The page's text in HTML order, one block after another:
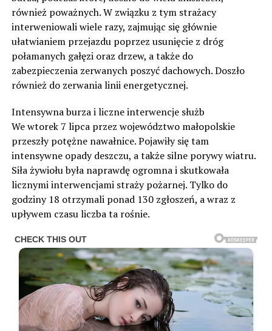
również poważnych. W związku z tym strażacy
interweniowali wiele razy, zajmując się głównie
ułatwianiem przejazdu poprzez usunięcie z dróg
połamanych gałęzi oraz drzew, a także do
zabezpieczenia zerwanych poszyć dachowych. Doszło
również do zerwania linii energetycznej.
Intensywna burza i liczne interwencje służb
We wtorek 7 lipca przez województwo małopolskie
przeszły potężne nawałnice. Pojawiły się tam
intensywne opady deszczu, a także silne porywy wiatru.
Siła żywiołu była naprawdę ogromna i skutkowała
licznymi interwencjami straży pożarnej. Tylko do
godziny 18 otrzymali ponad 130 zgłoszeń, a wraz z
upływem czasu liczba ta rośnie.